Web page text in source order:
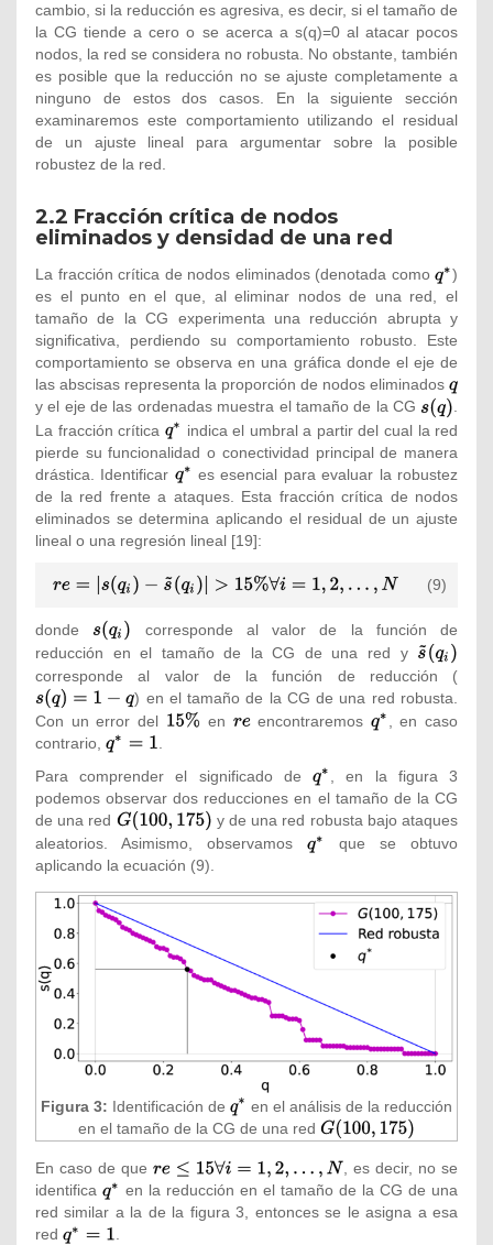
cambio, si la reducción es agresiva, es decir, si el tamaño de
la CG tiende a cero o se acerca a s(q)=0 al atacar pocos
nodos, la red se considera no robusta. No obstante, también
es posible que la reducción no se ajuste completamente a
ninguno de estos dos casos. En la siguiente sección
examinaremos este comportamiento utilizando el residual
de un ajuste lineal para argumentar sobre la posible
robustez de la red.
2.2 Fracción crítica de nodos
eliminados y densidad de una red
La fracción crítica de nodos eliminados (denotada como
q^{*}}
)
es el punto en el que, al eliminar nodos de una red, el
tamaño de la CG experimenta una reducción abrupta y
significativa, perdiendo su comportamiento robusto. Este
comportamiento se observa en una gráfica donde el eje de
las abscisas representa la proporción de nodos eliminados
q}
y el eje de las ordenadas muestra el tamaño de la CG {\textstyle
s(q)}
.
La fracción crítica {\textstyle
q^{*}}
indica el umbral a partir del cual la red
pierde su funcionalidad o conectividad principal de manera
drástica. Identificar {\textstyle
q^{*}}
es esencial para evaluar la robustez
de la red frente a ataques. Esta fracción crítica de nodos
eliminados se determina aplicando el residual de un ajuste
lineal o una regresión lineal [19]:
{\displaystyle
{s}}
(q_{i})|>15\%\forall
i=1,2,\ldots ,N}
(9)
donde {\textstyle
s(q_{i})}
corresponde al valor de la función de
reducción en el tamaño de la CG de una red y {\textstyle
{\tilde {s}}
(q_{i})}
corresponde al valor de la función de reducción (
) en el tamaño de la CG de una red robusta.
Con un error del {\textstyle
en {\textstyle
encontraremos {\textstyle
, en caso
contrario, {\textstyle
Para comprender el significado de{\textstyle
q^{*}}
, en la figura 3
podemos observar dos reducciones en el tamaño de la CG
de una red {\textstyle
G(100,175)}
y de una red robusta bajo ataques
aleatorios. Asimismo, observamos{\textstyle
que se obtuvo
aplicando la ecuación (9).
Figura 3: Identificación de {\displaystyle
q^{*}}
en el análisis de la reducción
en el tamaño de la CG de una red {\displaystyle
En caso de que {\textstyle
re\leq
15\forall
, es decir, no se
identifica{\textstyle
q^{*}}
en la reducción en el tamaño de la CG de una
red similar a la de la figura 3, entonces se le asigna a esa
red {\textstyle
.